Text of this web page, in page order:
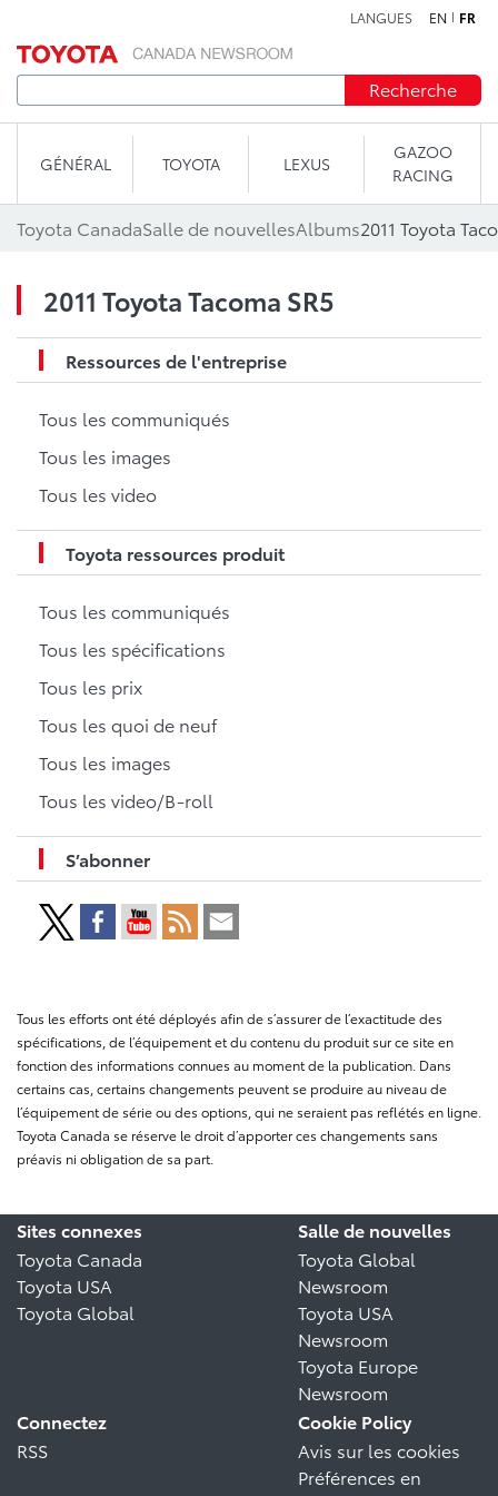
LANGUES EN FR
Recherche
GÉNÉRAL TOYOTA LEXUS
GAZOO
RACING
Toyota CanadaSalle de nouvellesAlbums2011 Toyota
2011 Toyota Tacoma SR5
Ressources de l'entreprise
Tous les communiqués
Tous les images
Tous les video
Toyota ressources produit
Tous les communiqués
Tous les spécifications
Tous les prix
Tous les quoi de neuf
Tous les images
Tous les video/B-roll
S’abonner
Tous les efforts ont été déployés afin de s’assurer de l’exactitude des
spécifications, de l’équipement et du contenu du produit sur ce site en
fonction des informations connues au moment de la publication. Dans
certains cas, certains changements peuvent se produire au niveau de
l’équipement de série ou des options, qui ne seraient pas reflétés en ligne.
Toyota Canada se réserve le droit d’apporter ces changements sans
préavis ni obligation de sa part.
Sites connexes
Toyota Canada
Toyota USA
Toyota Global
Salle de nouvelles
Toyota Global
Newsroom
Toyota USA
Newsroom
Toyota Europe
Newsroom
Connectez
RSS
Cookie Policy
Avis sur les cookies
Préférences en